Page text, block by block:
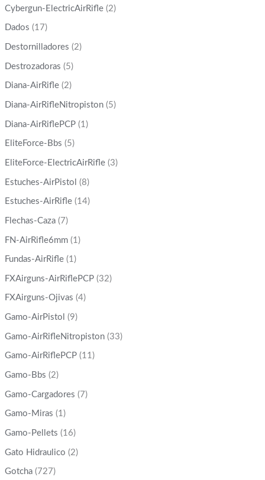
Cybergun-ElectricAirRifle (2)
Dados (17)
Destornilladores (2)
Destrozadoras (5)
Diana-AirRifle (2)
Diana-AirRifleNitropiston (5)
Diana-AirRiflePCP (1)
EliteForce-Bbs (5)
EliteForce-ElectricAirRifle (3)
Estuches-AirPistol (8)
Estuches-AirRifle (14)
Flechas-Caza (7)
FN-AirRifle6mm (1)
Fundas-AirRifle (1)
FXAirguns-AirRiflePCP (32)
FXAirguns-Ojivas (4)
Gamo-AirPistol (9)
Gamo-AirRifleNitropiston (33)
Gamo-AirRiflePCP (11)
Gamo-Bbs (2)
Gamo-Cargadores (7)
Gamo-Miras (1)
Gamo-Pellets (16)
Gato Hidraulico (2)
Gotcha (727)